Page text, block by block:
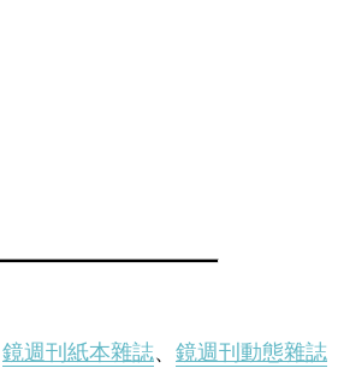
鏡週刊紙本雜誌、 鏡週刊動態雜誌